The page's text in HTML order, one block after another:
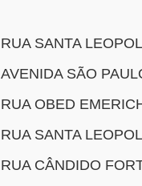
RUA SANTA
AVENIDA SÃO
RUA OBED
RUA SANTA
RUA CÂNDIDO